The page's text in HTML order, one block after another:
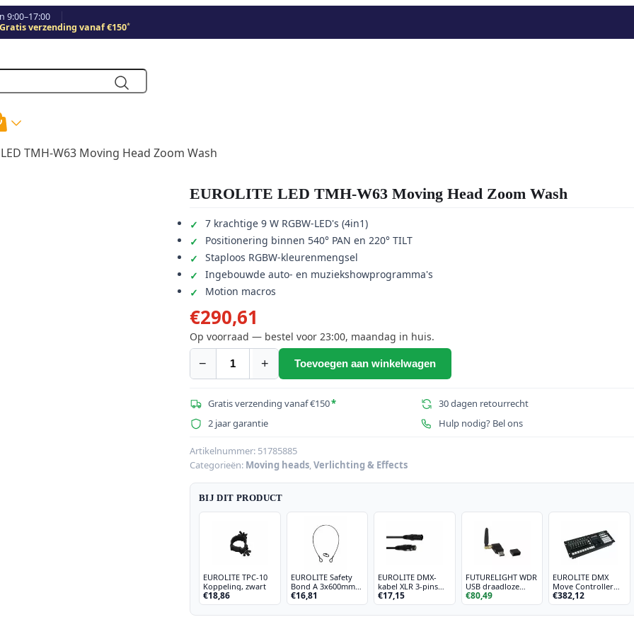
9:00–17:00
Gratis verzending vanaf €150*
TMH-W63 Moving Head Zoom Wash
EUROLITE LED TMH-W63 Moving Head Zoom Wash
7 krachtige 9 W RGBW-LED's (4in1)
Positionering binnen 540° PAN en 220° TILT
Staploos RGBW-kleurenmengsel
Ingebouwde auto- en muziekshowprogramma's
Motion macros
€290,61
Op voorraad — bestel voor 23:00, maandag in huis.
−
EUROLITE
TMH-
W63
Head
Zoom
Wash
aantal
+ Toevoegen aan winkelwagen
Gratis verzending vanaf €150*
30 dagen retourrecht
2 jaar garantie
Hulp nodig? Bel ons
Artikelnummer: 51785885
Categorieën: Moving heads, Verlichting & Effects
BIJ DIT PRODUCT
EUROLITE TPC-10
Koppeling, zwart
€18,86
EUROLITE Safety
Bond A 3x600mm
tot 5kg, zwart
€16,81
EUROLITE DMX-
kabel XLR 3-pins
1m zwart
€17,15
FUTURELIGHT WDR
USB draadloze
DMX-ontvanger
€80,49
EUROLITE DMX
Move Controller
512 PRO
€382,12